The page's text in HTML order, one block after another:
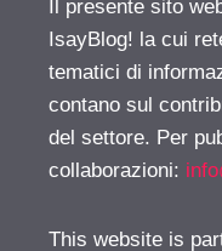
Il presente sito
IsayBlog! la cui
tematici di
contano sul
del settore. Per
collaborazioni:
This website is